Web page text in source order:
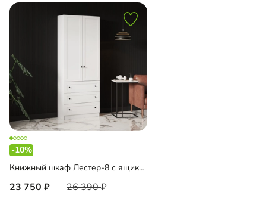
-10%
Книжный шкаф Лестер-8 с ящиками
23 750 26 390